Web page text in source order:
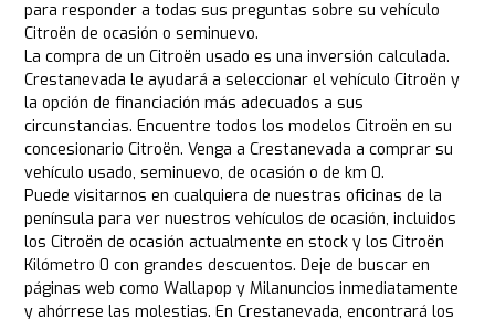
para responder a todas sus preguntas sobre su vehículo
Citroën de ocasión o seminuevo.
La compra de un Citroën usado es una inversión calculada.
Crestanevada le ayudará a seleccionar el vehículo Citroën y
la opción de financiación más adecuados a sus
circunstancias. Encuentre todos los modelos Citroën en su
concesionario Citroën. Venga a Crestanevada a comprar su
vehículo usado, seminuevo, de ocasión o de km 0.
Puede visitarnos en cualquiera de nuestras oficinas de la
península para ver nuestros vehículos de ocasión, incluidos
los Citroën de ocasión actualmente en stock y los Citroën
Kilómetro 0 con grandes descuentos. Deje de buscar en
páginas web como Wallapop y Milanuncios inmediatamente
y ahórrese las molestias. En Crestanevada, encontrará los